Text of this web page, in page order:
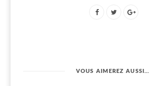
VOUS AIMEREZ AUSSI…